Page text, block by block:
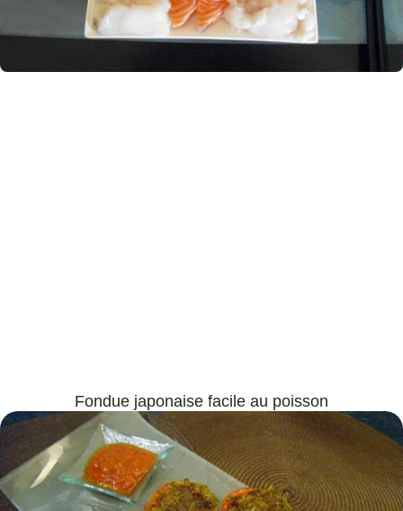
Fondue japonaise facile au poisson